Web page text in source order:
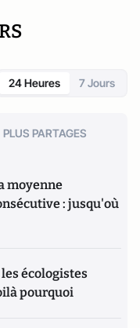
24 Heures 7 Jours
PLUS PARTAGES
moyenne
: jusqu'où
écologistes
pourquoi